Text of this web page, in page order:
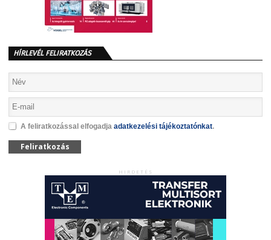
HÍRLEVÉL FELIRATKOZÁS
A feliratkozással elfogadja adatkezelési tájékoztatónkat.
Feliratkozás
HIRDETÉS